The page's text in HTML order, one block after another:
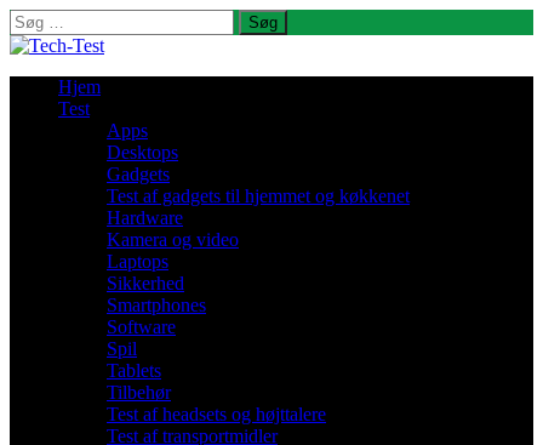
Søg
efter:
Hjem
Test
Apps
Desktops
Gadgets
Test af gadgets til hjemmet og køkkenet
Hardware
Kamera og video
Laptops
Sikkerhed
Smartphones
Software
Spil
Tablets
Tilbehør
Test af headsets og højttalere
Test af transportmidler